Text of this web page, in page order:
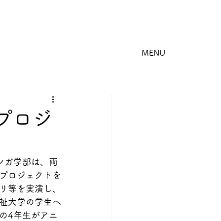
MENU
ロジ
ガ学部は、両
ロジェクトを
等を実演し、
大学の学生へ
4年生がアニ